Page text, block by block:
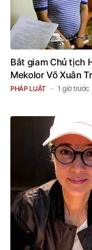
Bắt giam Chủ tịch
Mekolor Võ Xuân
PHÁP LUẬT 1 giờ trước